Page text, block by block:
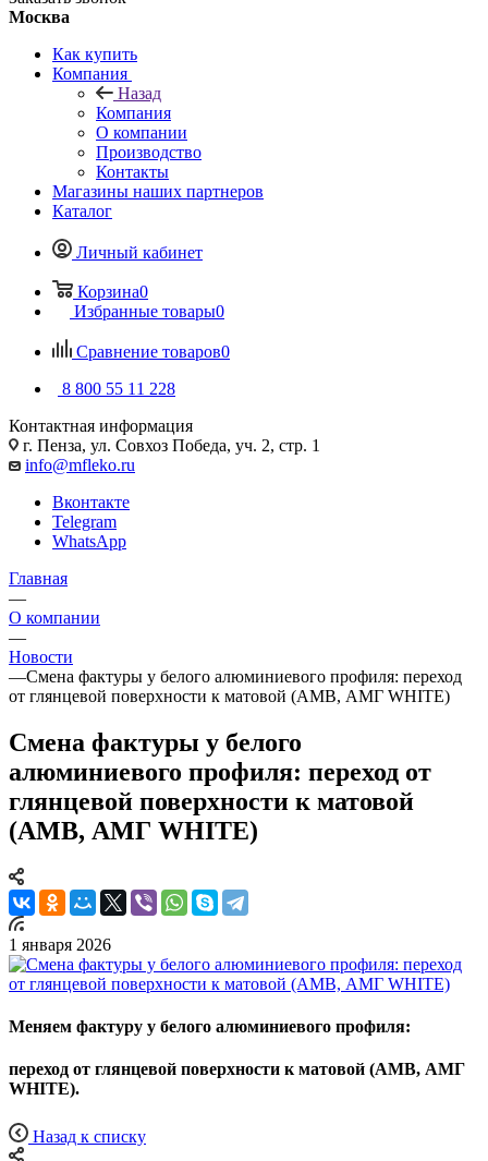
Москва
Как купить
Компания
Назад
Компания
О компании
Производство
Контакты
Магазины наших партнеров
Каталог
Личный кабинет
Корзина0
Избранные товары0
Сравнение товаров0
8 800 55 11 228
Контактная информация
г. Пенза, ул. Совхоз Победа, уч. 2, стр. 1
info@mfleko.ru
Вконтакте
Telegram
WhatsApp
Главная
—
О компании
—
Новости
—Смена фактуры у белого алюминиевого профиля: переход
от глянцевой поверхности к матовой (АМВ, АМГ WHITE)
Смена фактуры у белого
алюминиевого профиля: переход от
глянцевой поверхности к матовой
(АМВ, АМГ WHITE)
1 января 2026
Меняем фактуру у белого алюминиевого профиля:
переход от глянцевой поверхности к матовой (АМВ, АМГ
WHITE).
Назад к списку